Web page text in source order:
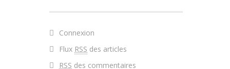
Connexion
Flux RSS des articles
RSS des commentaires